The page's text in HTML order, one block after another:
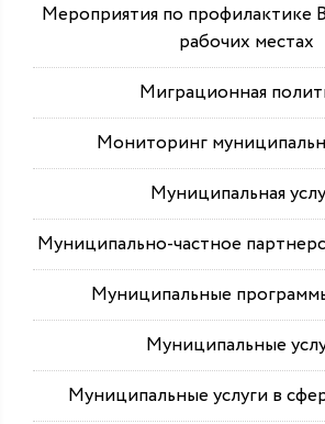
Мероприятия по
рабочих местах
Миграционная
Мониторинг
Муниципальная
Муниципально-частное
Муниципальные
Муниципальные
Муниципальные услуги в